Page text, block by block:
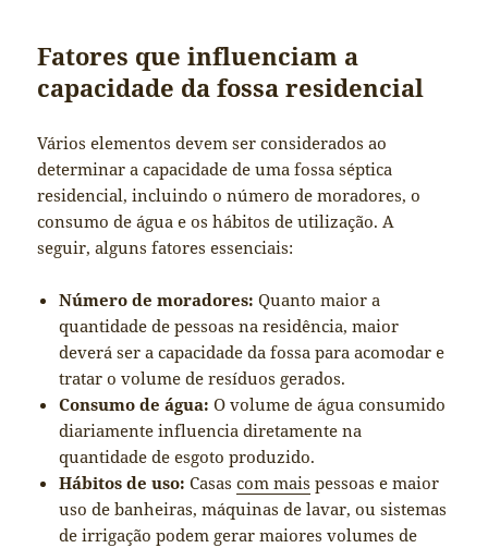
Fatores que influenciam a
capacidade da fossa residencial
Vários elementos devem ser considerados ao
determinar a capacidade de uma fossa séptica
residencial, incluindo o número de moradores, o
consumo de água e os hábitos de utilização. A
seguir, alguns fatores essenciais:
Número de moradores: Quanto maior a
quantidade de pessoas na residência, maior
deverá ser a capacidade da fossa para acomodar e
tratar o volume de resíduos gerados.
Consumo de água: O volume de água consumido
diariamente influencia diretamente na
quantidade de esgoto produzido.
Hábitos de uso: Casascom mais pessoas e maior
uso de banheiras, máquinas de lavar, ou sistemas
de irrigação podem gerar maiores volumes de